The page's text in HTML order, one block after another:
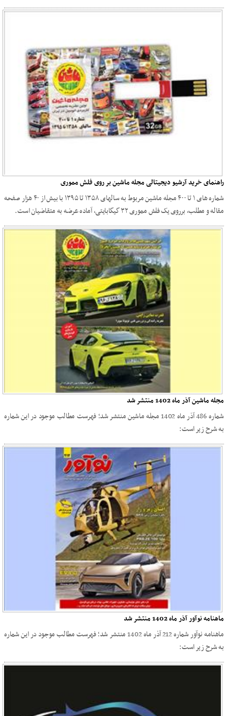
راهنمای خرید آرشیو دیجیتالی مجله ماشین بر روی فلش مموری
شماره های ۱ تا ۴۰۰ مجله ماشین مربوط به سالهای ۱۳۵۸ تا ۱۳۹۵ با بیش از ۴۰ هزار صفحه
مقاله و مطلب، برروی یک فلش مموری ۳۲ گیگابایتی، آماده عرضه به متقاضیان است.
مجله ماشین آذر ماه 1402 منتشر شد
شماره 486 آذر ماه 1402 مجله ماشین منتشر شد؛ فهرست مطالب موجود در این شماره
به شرح زیر است:
ماهنامه نوآور آذر ماه 1402 منتشر شد
ماهنامه نوآور شماره 212 آذر ماه 1402 منتشر شد؛ فهرست مطالب موجود در این شماره
به شرح زیر است: